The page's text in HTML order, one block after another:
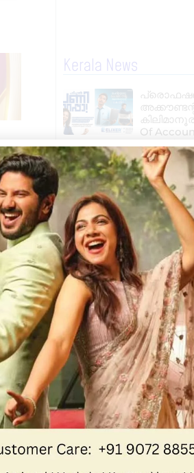
Kerala News
Of
ആരംഭിച്ചു
August 6,
വാഹനം
സ്കൂൾ ബസ്
August 5, 2026
കനത്ത മഴ:
August 5,
« Previous